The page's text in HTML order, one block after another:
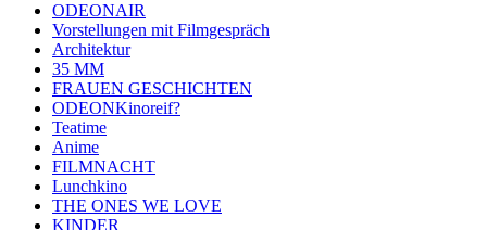
ODEONAIR
Vorstellungen mit Filmgespräch
Architektur
35 MM
FRAUEN GESCHICHTEN
ODEONKinoreif?
Teatime
Anime
FILMNACHT
Lunchkino
THE ONES WE LOVE
KINDER